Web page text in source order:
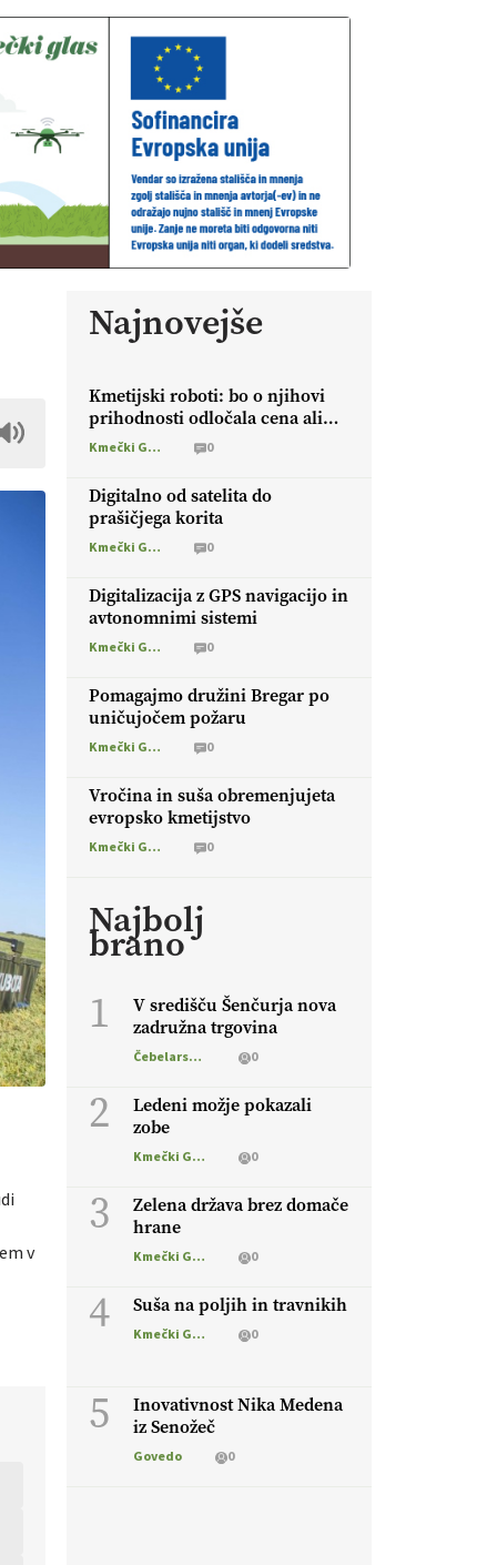
v
Najnovejše
Kmetijski roboti: bo o njihovi
prihodnosti odločala cena ali
prednosti za kmetijo?
Kmečki Glas 0
Digitalno od satelita do
prašičjega korita
Kmečki Glas 0
Digitalizacija z GPS navigacijo in
avtonomnimi sistemi
Kmečki Glas 0
Pomagajmo družini Bregar po
uničujočem požaru
Kmečki Glas 0
Vročina in suša obremenjujeta
evropsko kmetijstvo
Kmečki Glas 0
Najbolj
brano
1
V središču Šenčurja nova
zadružna trgovina
Čebelarstvo 0
2
Ledeni možje pokazali
zobe
Kmečki Glas 0
3
Zelena država brez domače
hrane
Kmečki Glas 0
4 Suša na poljih in travnikih
Kmečki Glas 0
5
Inovativnost Nika Medena
iz Senožeč
Govedo 0